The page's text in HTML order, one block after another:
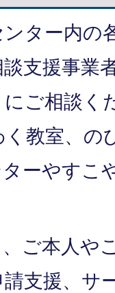
ター内の
支援事業
ご相談く
教室、の
ーやすこ
ご本人や
支援、サ